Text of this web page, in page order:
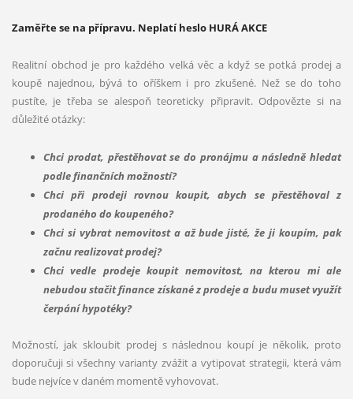
Zaměřte se na přípravu. Neplatí heslo HURÁ AKCE
Realitní obchod je pro každého velká věc a když se potká prodej a
koupě najednou, bývá to oříškem i pro zkušené. Než se do toho
pustíte, je třeba se alespoň teoreticky připravit. Odpovězte si na
důležité otázky:
Chci prodat, přestěhovat se do pronájmu a následně hledat
podle finančních možností?
Chci při prodeji rovnou koupit, abych se přestěhoval z
prodaného do koupeného?
Chci si vybrat nemovitost a až bude jisté, že ji koupím, pak
začnu realizovat prodej?
Chci vedle prodeje koupit nemovitost, na kterou mi ale
nebudou stačit finance získané z prodeje a budu muset využít
čerpání hypotéky?
Možností, jak skloubit prodej s následnou koupí je několik, proto
doporučuji si všechny varianty zvážit a vytipovat strategii, která vám
bude nejvíce v daném momentě vyhovovat.